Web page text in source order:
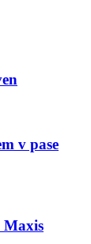
v pase
Maxis